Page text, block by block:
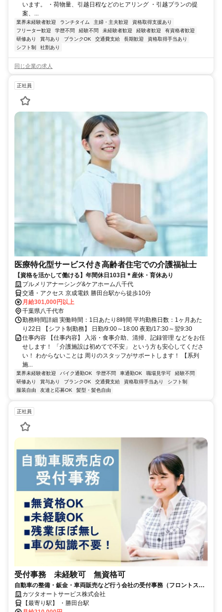
います。 ・荷物量、引越日程などのヒアリング ・引越プランの提
案、...
業界未経験者歓迎 ランチタイム 主婦・主夫歓迎
資格取得支援あり
フリーター歓迎
学歴不問 経験不問 未経験者歓迎 経験者歓迎
有資格者歓迎
研修あり
賞与あり ブランクOK 交通費支給 長期歓迎
資格取得手当あり
シフト制
社割あり
同じ企業の求人
正社員
医療特化型サービス付き高齢者住宅での介護福祉士
【資格を活かして働ける】年間休日103日＊産休・育休あり
プルメリアナーシング&ケアホーム八千代
交通・アクセス 京成電鉄 勝田台駅から徒歩10分
月給301,000円以上
千葉県八千代市
勤務時間詳細 実働時間：1日あたり8時間 平均勤務日数：1ヶ月あた
り22日 【シフト制勤務】 日勤/9:00～18:00 夜勤/17:30～翌9:30
仕事内容 【仕事内容】 入浴・食事介助、清掃、記録管理 などをお任
せします！ 「介護施設は初めてで不安」 という方も安心してくださ
い！ わからないことは 周りのスタッフがサポートします！ 【系列
施...
業界未経験者歓迎 バイク通勤OK 学歴不問 車通勤OK 職場見学可
経験不問
研修あり
賞与あり ブランクOK 交通費支給 資格取得手当あり
シフト制
服装自由
友達と応募OK 髪型・髪色自由
正社員
受付事務 未経験可 無資格可
自動車の整備・鈑金・車両販売など行う会社の受付事務（フロントスタ
ッフ）募集！ ■未経験OK！■無資格OK■残業ほぼなし！■車に詳しくな
くてもOK！■パソコンが苦手な方でも大丈夫です！
カツタオートサービス株式会社
【最寄り駅】 ・勝田台駅